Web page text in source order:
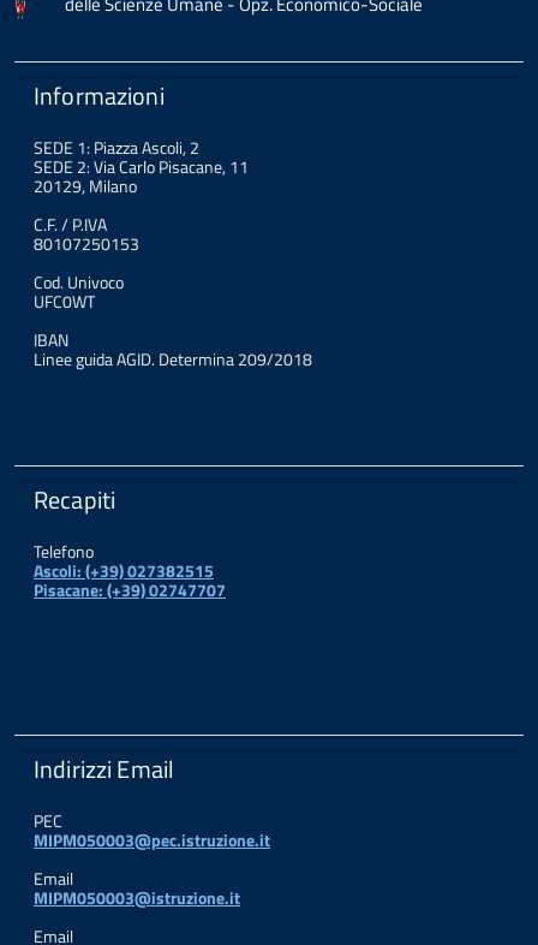
Informazioni
SEDE 1: Piazza Ascoli, 2
SEDE 2: Via Carlo Pisacane, 11
20129, Milano
C.F. / P.IVA
80107250153
Cod. Univoco
UFC0WT
IBAN
Linee guida AGID. Determina 209/2018
Recapiti
Telefono
Ascoli: (+39) 027382515
Pisacane: (+39) 02747707
Indirizzi Email
PEC
MIPM050003@pec.istruzione.it
Email
MIPM050003@istruzione.it
Email